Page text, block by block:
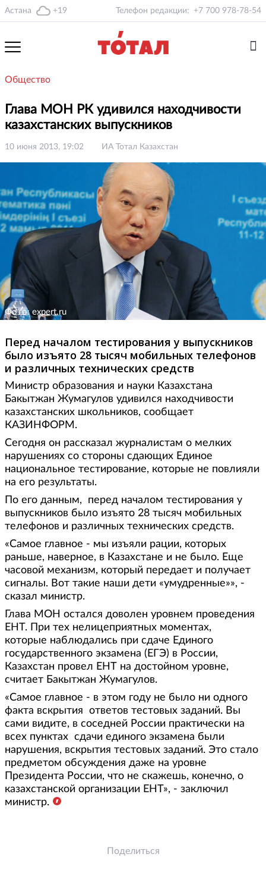
Астана +19 Телефон редакции: +7 700 978-78-54
Общество
Глава МОН РК удивился находчивости
казахстанских выпускников
10 июня 2013, 19:02 ИА Тотал Казахстан
Фото: expert.ru
Перед началом тестирования у выпускников
было изъято 28 тысяч мобильных телефонов
и различных технических средств
Министр образования и науки Казахстана
Бакытжан Жумагулов удивился находчивости
казахстанских школьников, сообщает
КАЗИНФОРМ.
Сегодня он рассказал журналистам о мелких
нарушениях со стороны сдающих Единое
национальное тестирование, которые не повлияли
на его результаты.
По его данным, перед началом тестирования у
выпускников было изъято 28 тысяч мобильных
телефонов и различных технических средств.
«Самое главное - мы изъяли рации, которых
раньше, наверное, в Казахстане и не было. Еще
часовой механизм, который передает и получает
сигналы. Вот такие наши дети «умудренные»», -
сказал министр.
Глава МОН остался доволен уровнем проведения
ЕНТ. При тех нелицеприятных моментах,
которые наблюдались при сдаче Единого
государственного экзамена (ЕГЭ) в России,
Казахстан провел ЕНТ на достойном уровне,
считает Бакытжан Жумагулов.
«Самое главное - в этом году не было ни одного
факта вскрытия ответов тестовых заданий. Вы
сами видите, в соседней России практически на
всех пунктах сдачи единого экзамена были
нарушения, вскрытия тестовых заданий. Это стало
предметом обсуждения даже на уровне
Президента России, что не скажешь, конечно, о
казахстанской организации ЕНТ», - заключил
министр.
Поделиться